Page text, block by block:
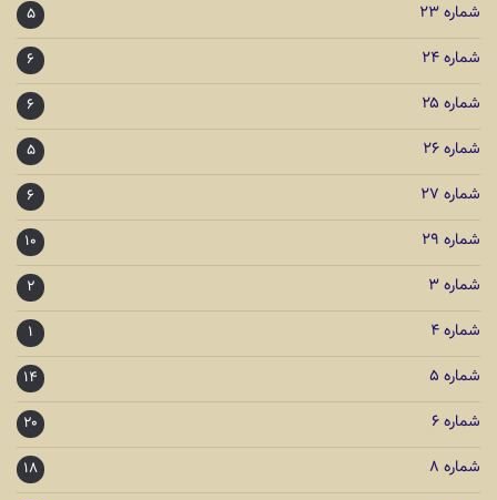
شماره ۲۳ ۵
شماره ۲۴ ۶
شماره ۲۵ ۶
شماره ۲۶ ۵
شماره ۲۷ ۶
شماره ۲۹ ۱۰
شماره ۳ ۲
شماره ۴ ۱
شماره ۵ ۱۴
شماره ۶ ۲۰
شماره ۸ ۱۸